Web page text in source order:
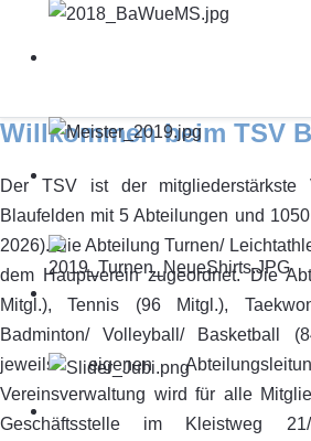
Willkommen beim TSV
Der TSV ist der mitgliederstärkste
Blaufelden mit 5 Abteilungen und
2026). Die Abteilung Turnen/
dem Hauptverein zugeordnet. Die
Mitgl.), Tennis (96 Mitgl.),
Badminton/ Volleyball/ Basketball
jeweils eigenen
Vereinsverwaltung wird für alle
Geschäftsstelle im Kleistweg